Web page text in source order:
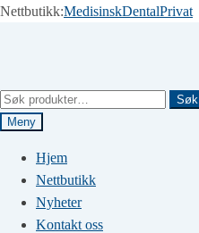
Nettbutikk:MedisinskDentalPrivat
Søk
etter:
Søk
Meny
Hjem
Nettbutikk
Nyheter
Kontakt oss